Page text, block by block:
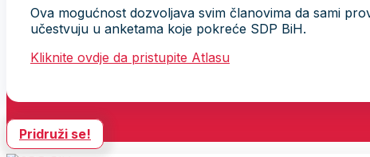
Ova mogućnost dozvoljava svim članovima da sami
učestvuju u anketama koje pokreće SDP BiH.
Kliknite ovdje da pristupite Atlasu
Pridruži se!